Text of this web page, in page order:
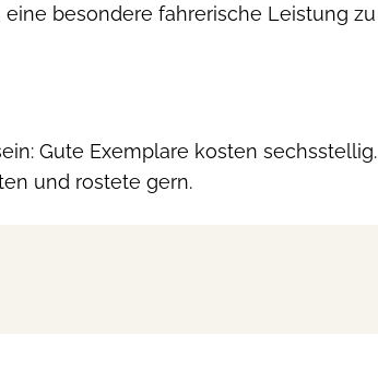
besondere fahrerische Leistung zu
Gute Exemplare kosten sechsstellig.
und rostete gern.